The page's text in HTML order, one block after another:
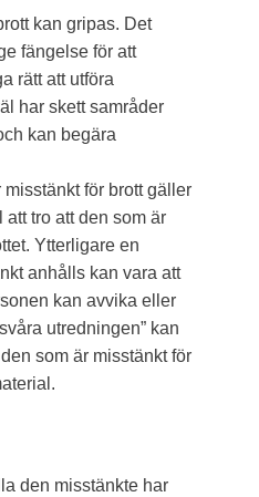
kan gripas. Det
fängelse för att
rätt att utföra
har skett samråder
kan begära
för brott gäller
tro att den som är
Ytterligare en
anhålls kan vara att
kan avvika eller
utredningen” kan
som är misstänkt för
den misstänkte har